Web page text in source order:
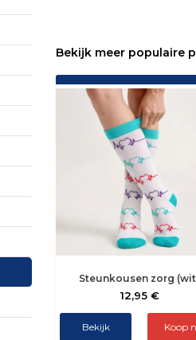
Bekijk meer populaire
Steunkousen zorg
12,95 €
Bekijk Koop